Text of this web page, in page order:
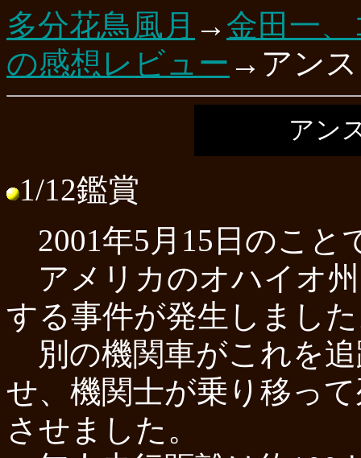
多分花鳥風月 → 金田一
の感想レビュー →アン
アン
1/12鑑賞
2001年5月15日のこと
アメリカのオハイオ
する事件が発生しまし
別の機関車がこれを
せ、機関士が乗り移っ
させました。